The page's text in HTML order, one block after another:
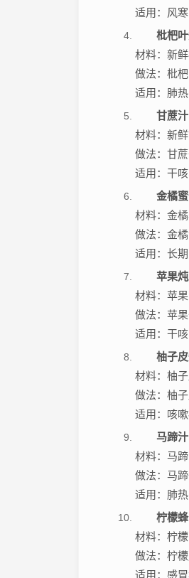
适用：风寒
枇杷
材料：新
做法：枇
适用：肺热
甘蔗汁
材料：新鲜
做法：甘
适用：干咳
金橘
材料：金橘
做法：金
适用：长期
苹果
材料：苹果
做法：苹
适用：干咳
柚子
材料：柚
做法：柚
适用：咳嗽
马蹄汁
材料：马蹄
做法：马
适用：肺热
柠檬
材料：柠檬
做法：柠
适用：感冒